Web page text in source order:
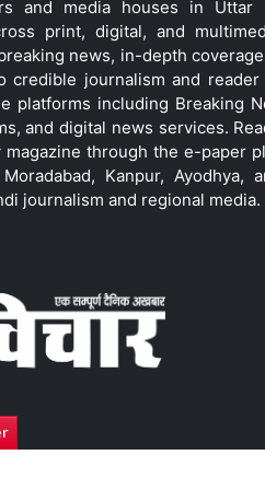
and media houses in Uttar
print, digital, and
news, in-depth
journalism and reader
platforms including Breaking
and digital news services.
through the e-paper
Kanpur, Ayodhya,
journalism and regional media.